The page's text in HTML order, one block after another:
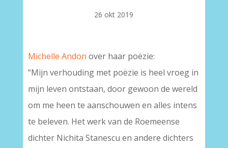
26 okt 2019
Michelle Andon over haar poëzie:
“Mijn verhouding met poëzie is heel vroeg in
mijn leven ontstaan, door gewoon de wereld
om me heen te aanschouwen en alles intens
te beleven. Het werk van de Roemeense
dichter Nichita Stanescu en andere dichters